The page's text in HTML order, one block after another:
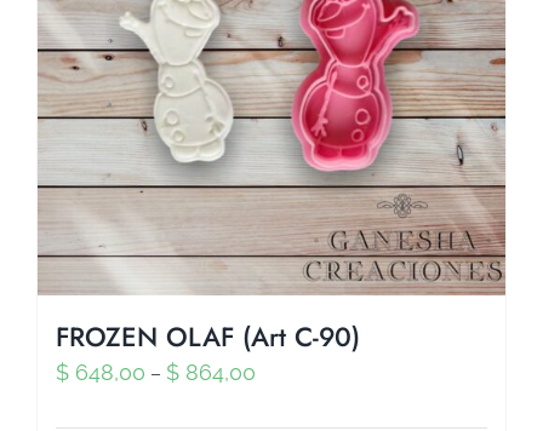
FROZEN OLAF (Art C-90)
$ 648,00 – $ 864,00